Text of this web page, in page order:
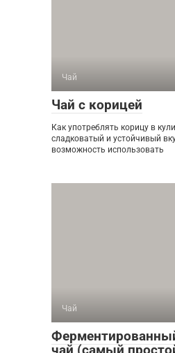
Чай
Чай с корицей
Как употреблять корицу в
сладковатый и устойчивый
возможность использовать
Чай